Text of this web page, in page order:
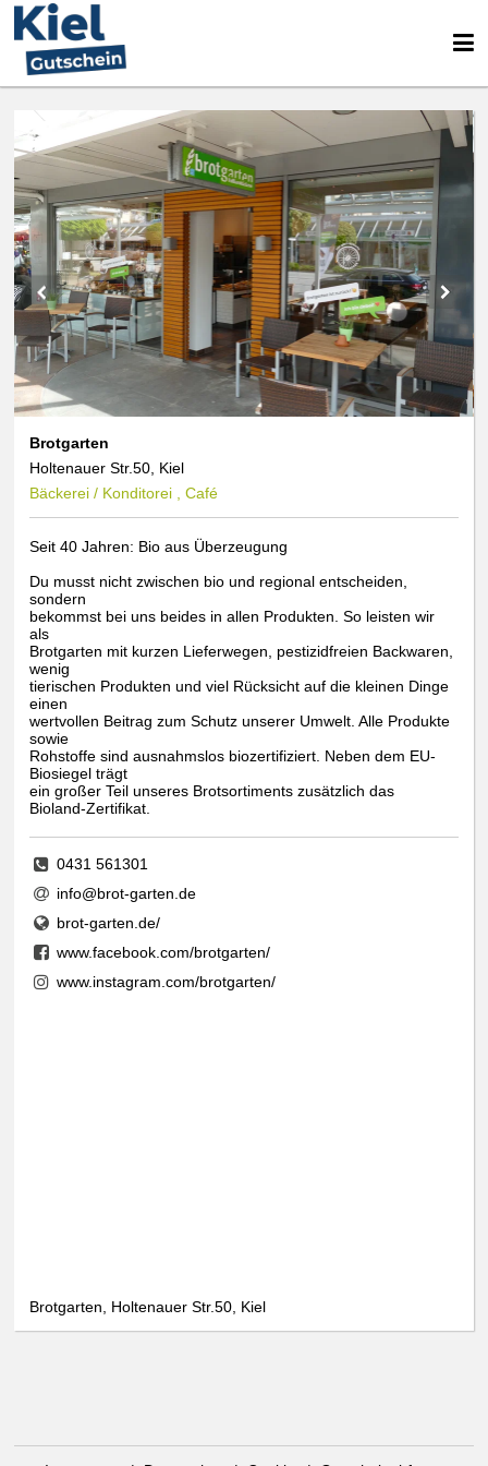
Brotgarten
Holtenauer Str.50, Kiel
Bäckerei / Konditorei , Café
Seit 40 Jahren: Bio aus Überzeugung
Du musst nicht zwischen bio und regional entscheiden,
sondern
bekommst bei uns beides in allen Produkten. So leisten wir
als
Brotgarten mit kurzen Lieferwegen, pestizidfreien Backwaren,
wenig
tierischen Produkten und viel Rücksicht auf die kleinen Dinge
einen
wertvollen Beitrag zum Schutz unserer Umwelt. Alle Produkte
sowie
Rohstoffe sind ausnahmslos biozertifiziert. Neben dem EU-
Biosiegel trägt
ein großer Teil unseres Brotsortiments zusätzlich das
Bioland-Zertifikat.
0431 561301
info@brot-garten.de
brot-garten.de/
www.facebook.com/brotgarten/
www.instagram.com/brotgarten/
Brotgarten, Holtenauer Str.50, Kiel